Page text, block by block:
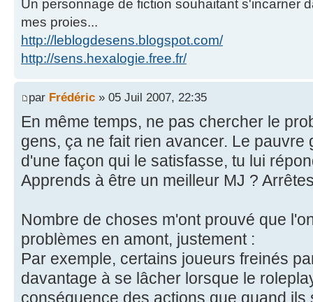
Un personnage de fiction souhaitant s'incarner
mes proies...
http://leblogdesens.blogspot.com/
http://sens.hexalogie.free.fr/
par Frédéric » 05 Juil 2007, 22:35
En même temps, ne pas chercher le
gens, ça ne fait rien avancer. Le pauvre
d'une façon qui le satisfasse, tu lui
Apprends à être un meilleur MJ ?
Nombre de choses m'ont prouvé que
problèmes en amont, justement :
Par exemple, certains joueurs freinés
davantage à se lâcher lorsque le
conséquence des actions que quand